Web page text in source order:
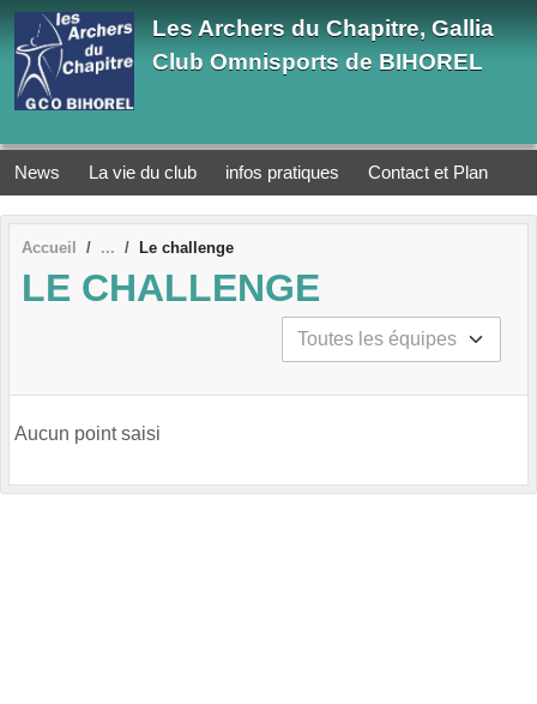
Les Archers du Chapitre, Gallia
Club Omnisports de BIHOREL
News La vie du club infos pratiques Contact et Plan
Accueil Le challenge
LE CHALLENGE
Aucun point saisi
Panneau de gestion des cookies